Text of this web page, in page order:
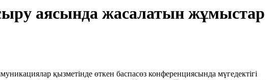
аясында жасалатын жұмыстар
қызметінде өткен баспасөз конференциясында мүгедектігі